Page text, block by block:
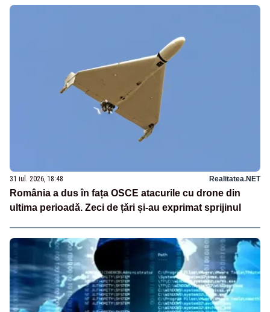
31 iul. 2026, 18:48 Realitatea.NET
România a dus în fața OSCE atacurile cu drone din
ultima perioadă. Zeci de țări și-au exprimat sprijinul